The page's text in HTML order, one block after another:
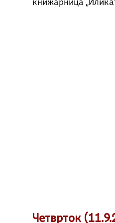
книжарница
Четврток (11.9